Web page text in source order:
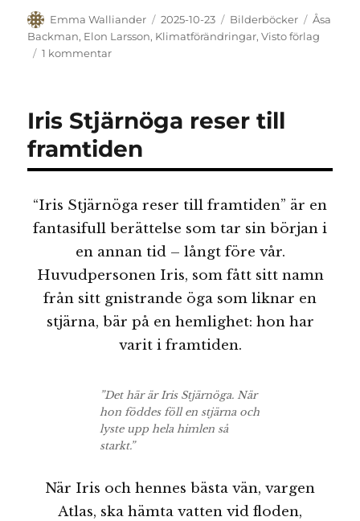
Författare
Emma Walliander
Publicerat
den
2025-10-23 Kategorier
Bilderböcker Etiketter
Åsa
Backman, Elon Larsson, Klimatförändringar,Visto förlag
1 kommentartill
Fossa
Iris Stjärnöga reser till
framtiden
“Iris Stjärnöga reser till framtiden” är en
fantasifull berättelse som tar sin början i
en annan tid – långt före vår.
Huvudpersonen Iris, som fått sitt namn
från sitt gnistrande öga som liknar en
stjärna, bär på en hemlighet: hon har
varit i framtiden.
”Det här är Iris Stjärnöga. När
hon föddes föll en stjärna och
lyste upp hela himlen så
starkt.”
När Iris och hennes bästa vän, vargen
Atlas, ska hämta vatten vid floden,